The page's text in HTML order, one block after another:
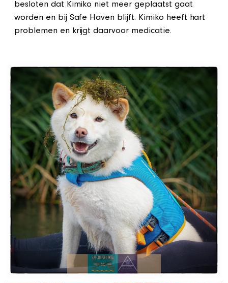
besloten dat Kimiko niet meer geplaatst gaat
worden en bij Safe Haven blijft. Kimiko heeft hart
problemen en krijgt daarvoor medicatie.